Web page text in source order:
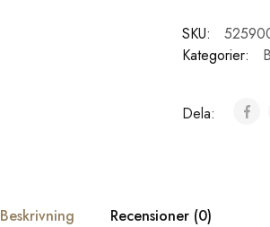
SKU:
Kategorier:
Dela:
Beskrivning Recensioner (0)